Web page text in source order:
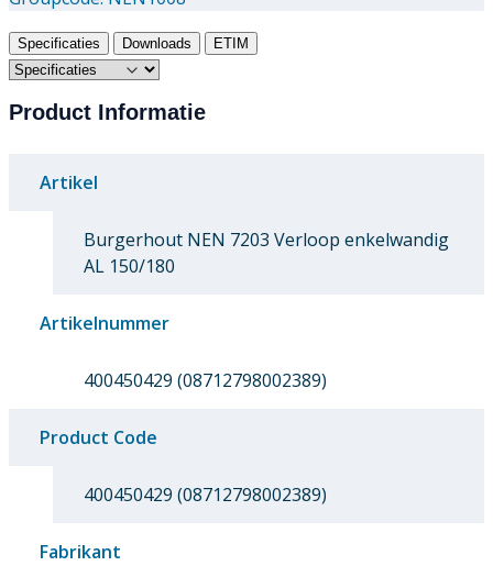
Specificaties Downloads ETIM
Product Informatie
Artikel
Burgerhout NEN 7203 Verloop enkelwandig
AL 150/180
Artikelnummer
400450429 (08712798002389)
Product Code
400450429 (08712798002389)
Fabrikant